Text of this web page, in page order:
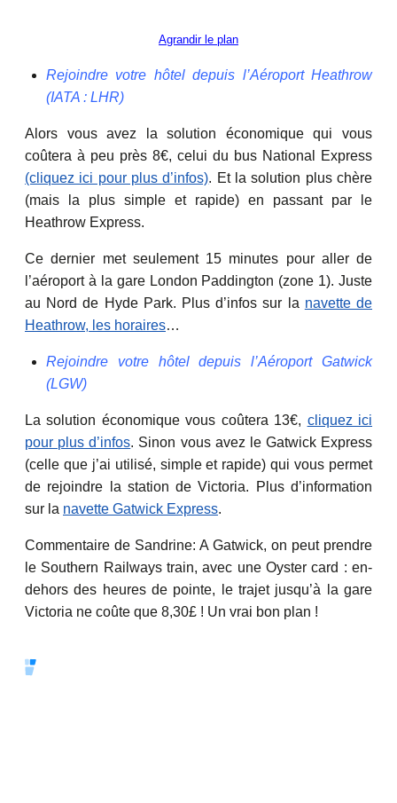
Agrandir le plan
Rejoindre votre hôtel depuis l’Aéroport Heathrow
(IATA : LHR)
Alors vous avez la solution économique qui vous
coûtera à peu près 8€, celui du bus National Express
(cliquez ici pour plus d’infos). Et la solution plus chère
(mais la plus simple et rapide) en passant par le
Heathrow Express.
Ce dernier met seulement 15 minutes pour aller de
l’aéroport à la gare London Paddington (zone 1). Juste
au Nord de Hyde Park. Plus d’infos sur la navette de
Heathrow, les horaires…
Rejoindre votre hôtel depuis l’Aéroport Gatwick
(LGW)
La solution économique vous coûtera 13€, cliquez ici
pour plus d’infos. Sinon vous avez le Gatwick Express
(celle que j’ai utilisé, simple et rapide) qui vous permet
de rejoindre la station de Victoria. Plus d’information
sur la navette Gatwick Express.
Commentaire de Sandrine: A Gatwick, on peut prendre
le Southern Railways train, avec une Oyster card : en-
dehors des heures de pointe, le trajet jusqu’à la gare
Victoria ne coûte que 8,30£ ! Un vrai bon plan !